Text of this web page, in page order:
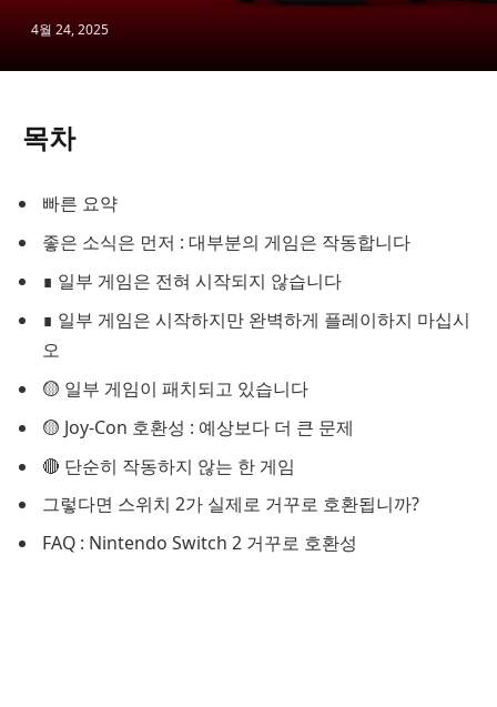
4월 24, 2025
목차
빠른 요약
좋은 소식은 먼저 : 대부분의 게임은 작동합니다
∎ 일부 게임은 전혀 시작되지 않습니다
∎ 일부 게임은 시작하지만 완벽하게 플레이하지 마십시
오
🟡 일부 게임이 패치되고 있습니다
🟡 Joy-Con 호환성 : 예상보다 더 큰 문제
🔴 단순히 작동하지 않는 한 게임
그렇다면 스위치 2가 실제로 거꾸로 호환됩니까?
FAQ : Nintendo Switch 2 거꾸로 호환성